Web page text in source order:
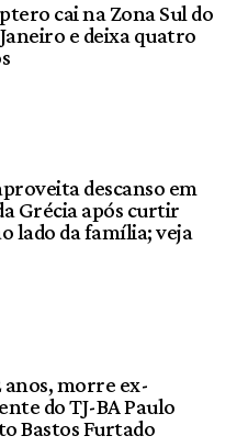
cai na Zona Sul do
e deixa quatro
descanso em
Grécia após curtir
lado da família; veja
anos, morre ex-
do TJ-BA Paulo
Bastos Furtado